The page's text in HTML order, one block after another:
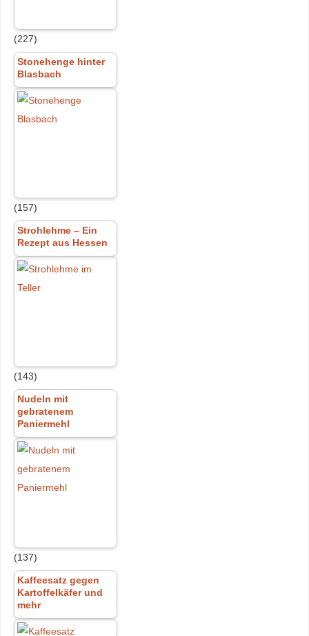
(227)
Stonehenge hinter
Blasbach
(157)
Strohlehme – Ein
Rezept aus Hessen
(143)
Nudeln mit
gebratenem
Paniermehl
(137)
Kaffeesatz gegen
Kartoffelkäfer und
mehr